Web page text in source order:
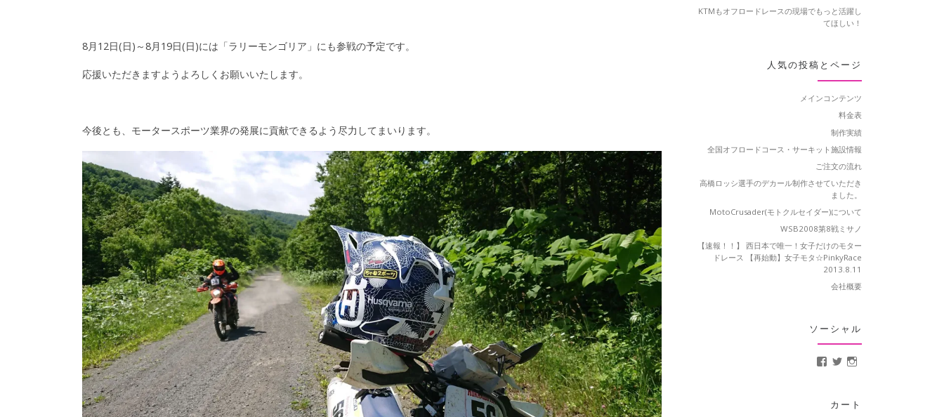
8月12日(日)～8月19日(日)には「ラリーモンゴリア」にも参戦の予定です。
応援いただきますようよろしくお願いいたします。
今後とも、モータースポーツ業界の発展に貢献できるよう尽力してまいります。
KTMもオフロードレースの現場でもっと活躍し
てほしい！
人気の投稿とページ
メインコンテンツ
料金表
制作実績
全国オフロードコース・サーキット施設情報
ご注文の流れ
高橋ロッシ選手のデカール制作させていただき
ました。
MotoCrusader(モトクルセイダー)について
WSB2008第8戦ミサノ
【速報！！】 西日本で唯一！女子だけのモター
ドレース 【再始動】女子モタ☆PinkyRace
2013.8.11
会社概要
ソーシャル
MotoCrusader さんのプ
@MotoCrusader さ
カート